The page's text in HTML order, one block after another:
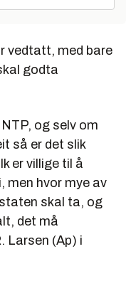
vedtatt, med bare
godta
og selv om
så er det slik
er villige til å
men hvor mye av
skal ta, og
det må
Larsen (Ap) i